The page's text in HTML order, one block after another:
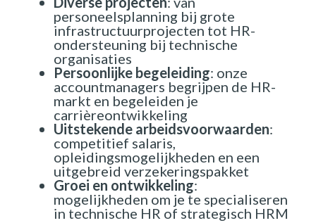
Opdrachtgevers
Over ons
personeelsplanning bij grote
infrastructuurprojecten tot HR-
ondersteuning bij technische
organisaties
Persoonlijke begeleiding: onze
accountmanagers begrijpen de HR-
markt en begeleiden je
carrièreontwikkeling
Uitstekende arbeidsvoorwaarden:
competitief salaris,
opleidingsmogelijkheden en een
uitgebreid verzekeringspakket
Groei en ontwikkeling:
mogelijkheden om je te specialiseren
in technische HR of strategisch HRM